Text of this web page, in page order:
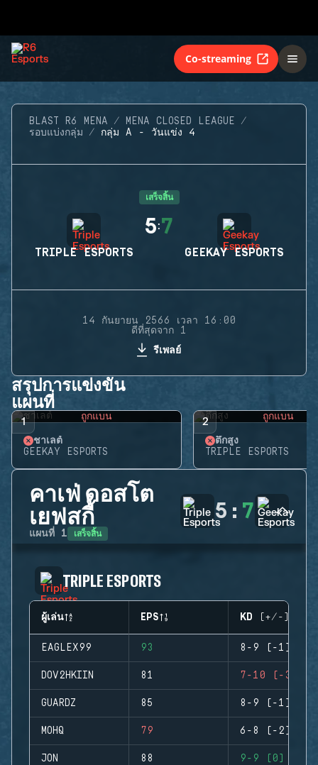
Co-streaming
BLAST R6 MENA
MENA CLOSED LEAGUE
รอบแบ่งกลุ่ม
กลุ่ม A - วันแข่ง 4
เสร็จสิ้น
TRIPLE ESPORTS
5:7
GEEKAY ESPORTS
14 กันยายน 2566 เวลา 16:00
ดีที่สุดจาก 1
รีเพลย์
สรุปการแข่งขัน
แผนที่
1 ถูกแบน
ชาเลต์
GEEKAY ESPORTS
2 ถูกแบน
ตึกสูง
TRIPLE ESPORTS
คาเฟ่ ดอสโต
เยฟสกี้
แผนที่ 1 เสร็จสิ้น
5 : 7
TRIPLE ESPORTS
ผู้เล่น EPS KD (+/-)
EAGLEX99 93 8-9 (-1)
DOV2HKIIN 81 7-10 (-3)
GUARDZ 85 8-9 (-1)
MOHQ 79 6-8 (-2)
JON 88 9-9 (0)